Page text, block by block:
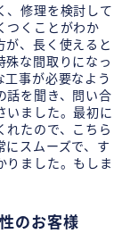
、修理を検討して
つくことがわか
が、長く使えると
な間取りになっ
事が必要なよう
話を聞き、問い合
いました。最初に
たので、こちら
スムーズで、す
りました。もしま
お客様